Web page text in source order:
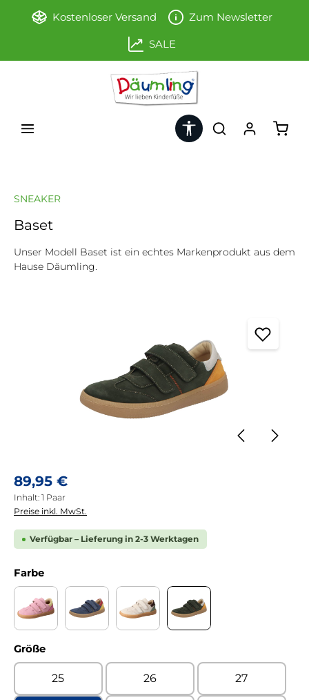
Zum Hauptinhalt springen
Kostenloser Versand Zum Newsletter
SALE
Werkzeugleiste anzeigen
SNEAKER
Baset
Unser Modell Baset ist ein echtes Markenprodukt aus dem
Hause Däumling.
Regulärer Preis:
89,95 €
Inhalt: 1 Paar
Preise inkl. MwSt.
Verfügbar – Lieferung in 2-3 Werktagen
Farbeauswählen
Größeauswählen
25 26 27